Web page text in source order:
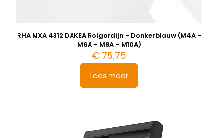
RHA MXA 4312 DAKEA Rolgordijn – Donkerblauw (M4A –
M6A – M8A – M10A)
€ 75,75
Lees meer